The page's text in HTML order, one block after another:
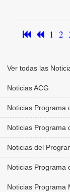
1 2
Ver todas las
Noticias ACG
Noticias Programa
Noticias Programa
Noticias del
Noticias Programa
Noticias Programa